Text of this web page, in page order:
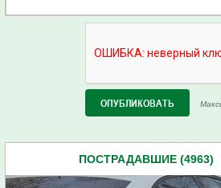
ПОСТРАДАВШИЕ (4963)